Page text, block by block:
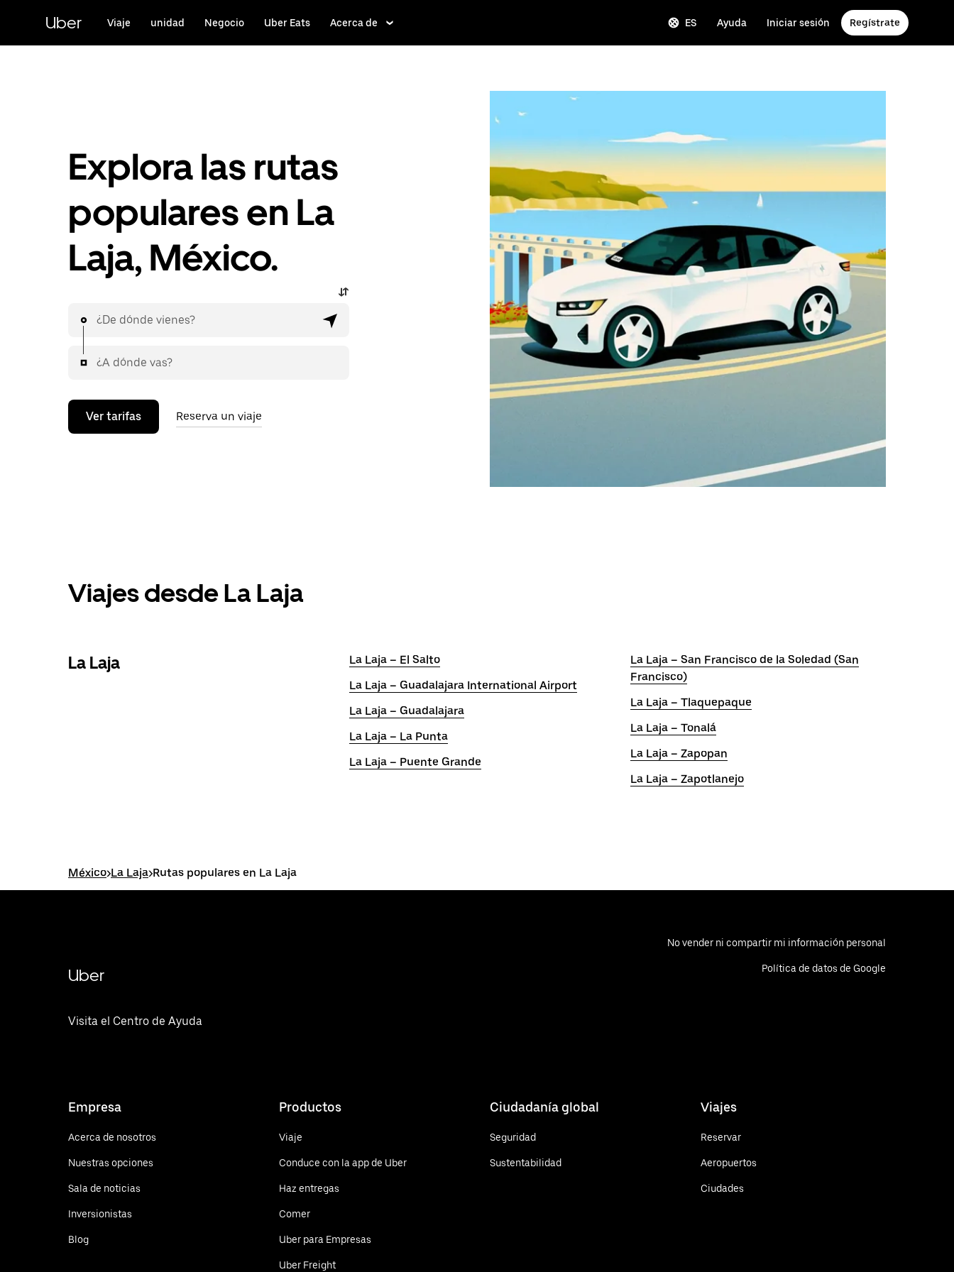
contenido
principal
Uber Viaje unidad Negocio Uber Eats Acerca de ES Ayuda Iniciar sesión Regístrate
Explora las rutas
populares en La
Laja, México.
¿De dónde vienes?
¿A dónde vas?
Ver tarifas Reserva un viaje
Viajes desde La Laja
La Laja
La Laja – El Salto
La Laja – Guadalajara International Airport
La Laja – Guadalajara
La Laja – La Punta
La Laja – Puente Grande
La Laja – San Francisco de la Soledad (San
Francisco)
La Laja – Tlaquepaque
La Laja – Tonalá
La Laja – Zapopan
La Laja – Zapotlanejo
México>La Laja>Rutas populares en La Laja
Uber
Visita el Centro de Ayuda
No vender ni compartir mi información personal
Política de datos de Google
Empresa
Acerca de nosotros
Nuestras opciones
Sala de noticias
Inversionistas
Blog
Productos
Viaje
Conduce con la app de Uber
Haz entregas
Comer
Uber para Empresas
Uber Freight
Ciudadanía global
Seguridad
Sustentabilidad
Viajes
Reservar
Aeropuertos
Ciudades